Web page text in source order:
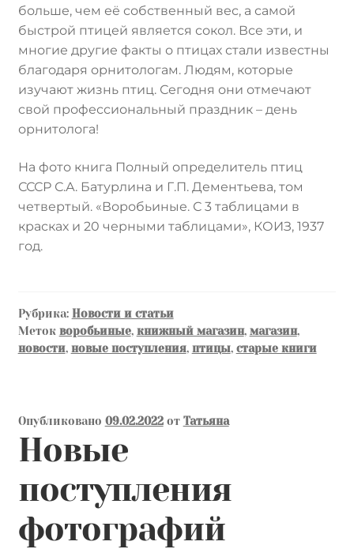
больше, чем её собственный вес, а самой
быстрой птицей является сокол. Все эти, и
многие другие факты о птицах стали известны
благодаря орнитологам. Людям, которые
изучают жизнь птиц. Сегодня они отмечают
свой профессиональный праздник – день
орнитолога!
На фото книга Полный определитель птиц
СССР С.А. Батурлина и Г.П. Дементьева, том
четвертый. «Воробьиные. С 3 таблицами в
красках и 20 черными таблицами», КОИЗ, 1937
год.
Рубрика: Новости и статьи
Меток воробьиные, книжный магазин, магазин,
новости, новые поступления, птицы, старые книги
Опубликовано 09.02.2022 от Татьяна
Новые
поступления
фотографий